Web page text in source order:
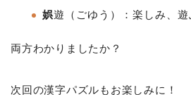
娯遊（ごゆう）：楽しみ、遊
両方わかりましたか？
次回の漢字パズルもお楽しみに！